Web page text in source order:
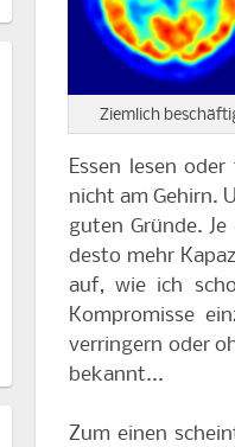
Ziemlich
Essen lesen
nicht am Gehirn.
guten Gründe.
desto mehr
auf, wie ich
Kompromisse
verringern oder
bekannt...
Zum einen